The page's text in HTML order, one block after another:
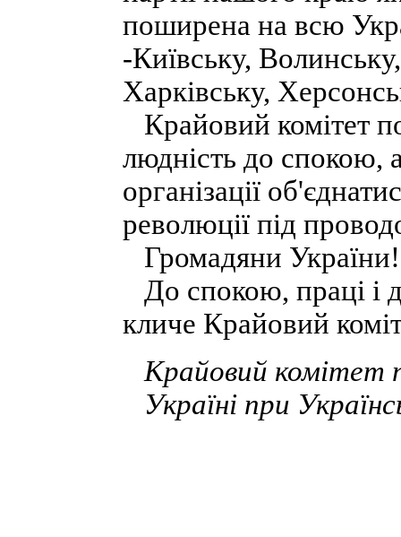
поширена на всю
-Київську,
Харківську,
Крайовий комітет
людність до спокою,
організації
революції під
Громадяни України!
До спокою, праці і
кличе Крайовий
Крайовий комітет
Україні при